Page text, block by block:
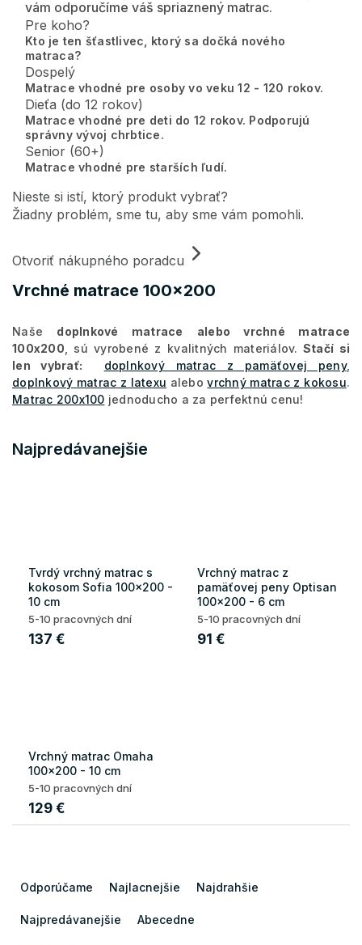
Vrchné matrace 100x200
vám odporučíme váš spriaznený matrac.
Pre koho?
Kto je ten šťastlivec, ktorý sa dočká nového
matraca?
Dospelý
Matrace vhodné pre osoby vo veku 12 - 120 rokov.
Dieťa (do 12 rokov)
Matrace vhodné pre deti do 12 rokov. Podporujú
správny vývoj chrbtice.
Senior (60+)
Matrace vhodné pre starších ľudí.
Nieste si istí, ktorý produkt vybrať?
Žiadny problém, sme tu, aby sme vám pomohli.
Otvoriť nákupného poradcu
Naše doplnkové matrace
alebo vrchné matrace
100x200 , sú vyrobené z kvalitných materiálov. Stačí si
len vybrať:
doplnkový matrac z pamäťovej peny,
doplnkový matrac z latexu alebovrchný matrac z kokosu.
Matrac 200x100 jednoducho a za perfektnú cenu!
Najpredávanejšie
Tvrdý vrchný matrac s
kokosom Sofia 100x200 -
10 cm
5-10 pracovných dní
137 €
Vrchný matrac z
pamäťovej peny Optisan
100x200 - 6 cm
5-10 pracovných dní
91 €
Vrchný matrac Omaha
100x200 - 10 cm
5-10 pracovných dní
129 €
Odporúčame Najlacnejšie Najdrahšie
Najpredávanejšie Abecedne